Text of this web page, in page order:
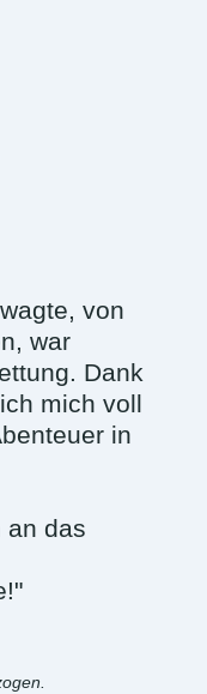
von
war
Dank
mich voll
in
an das